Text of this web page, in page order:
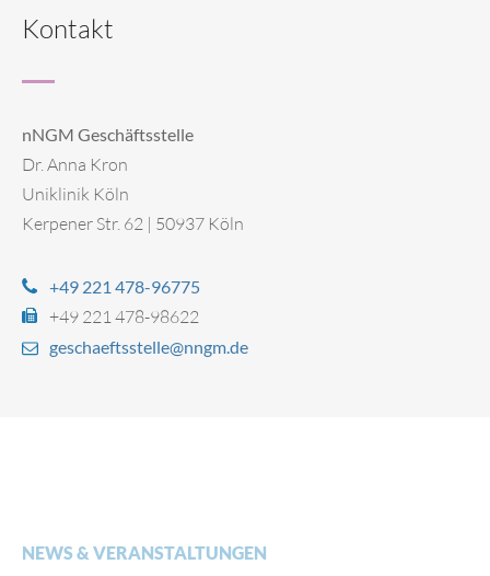
Kontakt
nNGM Geschäftsstelle
Dr. Anna Kron
Uniklinik Köln
Kerpener Str. 62 | 50937 Köln
+49 221 478-96775
+49 221 478-98622
geschaeftsstelle@nngm.de
NEWS & VERANSTALTUNGEN